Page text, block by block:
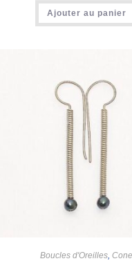
Ajouter au panier
Boucles d'Oreilles ,Cone